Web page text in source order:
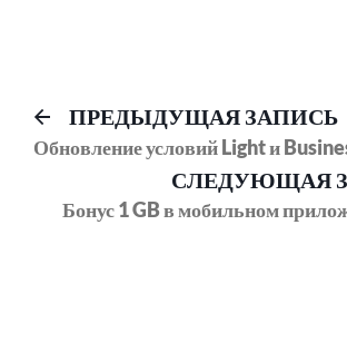
Навигация
по
записям
ПРЕДЫДУЩАЯ ЗАПИСЬ
Обновление условий Light и
СЛЕДУЮЩАЯ
Бонус 1 GB в мобильном